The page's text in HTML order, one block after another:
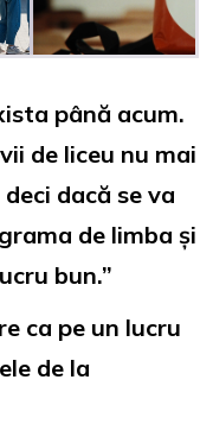
până acum.
de liceu nu mai
dacă se va
de limba și
bun.”
ca pe un lucru
de la